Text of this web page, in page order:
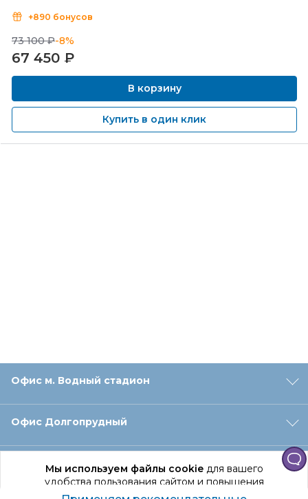
Мы используем файлы cookieдля вашего
удобства пользования сайтом и повышения
качества рекомендаций.
+890 бонусов
73 100 ₽-8%
67 450 ₽
В корзину
Купить в один клик
Офис м. Водный стадион
Офис Долгопрудный
Офис Санкт‑Петербург